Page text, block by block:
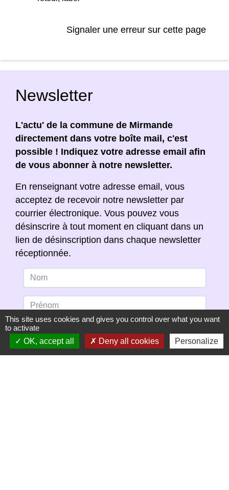
Signaler une erreur sur cette page
Newsletter
L'actu' de la commune de Mirmande
directement dans votre boîte mail, c'est
possible ! Indiquez votre adresse email afin
de vous abonner à notre newsletter.
En renseignant votre adresse email, vous
acceptez de recevoir notre newsletter par
courrier électronique. Vous pouvez vous
désinscrire à tout moment en cliquant dans un
lien de désinscription dans chaque newsletter
réceptionnée.
This site uses cookies and gives you control over what you want
to activate
OK, accept all
Deny all cookies Personalize